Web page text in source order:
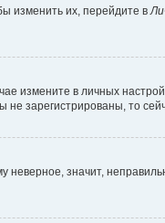
изменить их, перейдите в
измените в личных
не зарегистрированы, то
значит,